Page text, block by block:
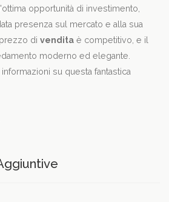
opportunità di investimento,
presenza sul mercato e alla sua
di vendita è competitivo, e il
moderno ed elegante.
su questa fantastica